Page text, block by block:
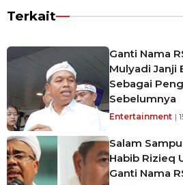
Terkait
Ganti Nama
Mulyadi Janji
Sebagai
Sebelumnya
Entertainment |
Salam
Habib Rizieq
Ganti Nama